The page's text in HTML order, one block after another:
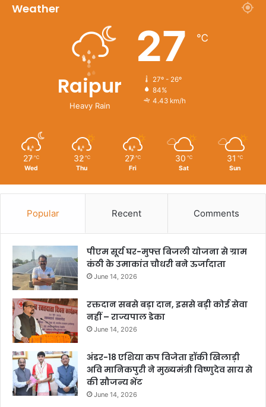
Weather
Raipur
Heavy Rain
27 ℃
27º - 26º
84%
4.43 km/h
27 ℃
Wed
32 ℃
Thu
27 ℃
Fri
30 ℃
Sat
31 ℃
Sun
Popular Recent Comments
पीएम सूर्य घर-मुफ्त बिजली योजना से ग्राम
कंठी के उमाकांत चौधरी बने ऊर्जादाता
June 14, 2026
रक्तदान सबसे बड़ा दान, इससे बड़ी कोई सेवा
नहीं – राज्यपाल डेका
June 14, 2026
अंडर-18 एशिया कप विजेता हॉकी खिलाड़ी
अवि मानिकपुरी ने मुख्यमंत्री विष्णुदेव साय से
की सौजन्य भेंट
June 14, 2026